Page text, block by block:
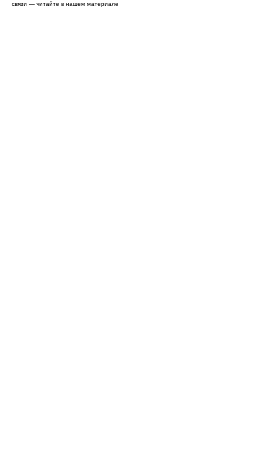
связи — читайте в нашем материале